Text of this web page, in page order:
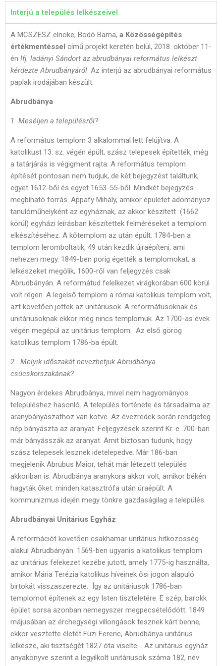
Interjú a település lelkészeivel
A MCSZESZ elnöke, Bodó Barna, a Közösségépítés
értékmentéssel című projekt keretén belül, 2018. október 11-
én Ifj. ladányi Sándort az abrudbányai református lelkészt
kérdezte Abrudbányáról. Az interjú az abrudbányai református
paplak irodájában készült.
Abrudbánya
1. Meséljen a településről?
A református templom 3 alkalommal lett felújítva. A
katolikust 13. sz. végén épült, szász telepesek építették, még
a tatárjárás is végigment rajta. A református templom
építését pontosan nem tudjuk, de két bejegyzést találtunk,
egyet 1612-ből és egyet 1653-55-ből. Mindkét bejegyzés
megbíható forrás. Appafy Mihály, amikor épületet adományoz
tanulóműhelyként az egyháznak, az akkor készített (1662
körül) egyházi leírásban készítettek felméréseket a templom
elkészítéséhez. A kőtemplom az után épült. 1784-ben a
templom leromboltatik, 49 után kezdik újraépíteni, ami
nehezen megy. 1849-ben porig égették a templomokat, a
lelkészeket megölik, 1600-ről van feljegyzés csak
Abrudbányán. A reformátud felelkezet virágkorában 600 körül
volt régen. A legelső templom a római katolikus templom volt,
azt követően jöttek az unitáriusok. A reformátusoknak és
unitáriusoknak ekkor még nincs templomuk. Az 1700-as évek
végén megépül az unitárius templom. Az első görög
katolikus templom 1786-ba épült.
2. Melyik időszakát nevezhetjük Abrudbánya
csúcskorszakának?
Nagyon érdekes Abrudbánya, mivel nem hagyományos
településhez hasonló. A település története és társadalma az
aranybányászathoz van kötve. Az évezredek során rendgeteg
nép bányászta az aranyat. Feljegyzések szerint Kr. e. 700-ban
már bányásszák az aranyat. Amit biztosan tudunk, hogy
szász telepesek lesznek idetelepedve. Már 186-ban
megjelenik Abrubus Maior, tehát már létezett település
akkoriban is. Abrudbánya aranykora akkor volt, amikor békén
hagyták őket. minden katasztrófa után úraépült. A
kommunizmus idején megy tönkre gazdaságilag a település.
Abrudbányai Unitárius Egyház
A reformációt követően csakhamar unitárius hitközösség
alakul Abrudbányán. 1569-ben ugyanis a katolikus templom
az unitárius felekezet kezébe jutott, amely 1775-ig használta,
amikor Mária Terézia katolikus híveinek ősi jogon alapuló
birtokát visszaszerezte. Így az unitáriusok 1786-ban
templomot építenek az egy Isten tiszteletére. E szép, barokk
épület sorsa azonban nemegyszer megpecsételődött. 1849
májusában az érchegységi villongások tesznek kárt benne,
ekkor vesztette életét Füzi Ferenc, Abrudbánya unitárius
lelkésze, aki tisztségét 1827 óta viselte. . Az unitárius egyház
anyakönyve szerint a legyilkolt unitáriusok száma 182, név